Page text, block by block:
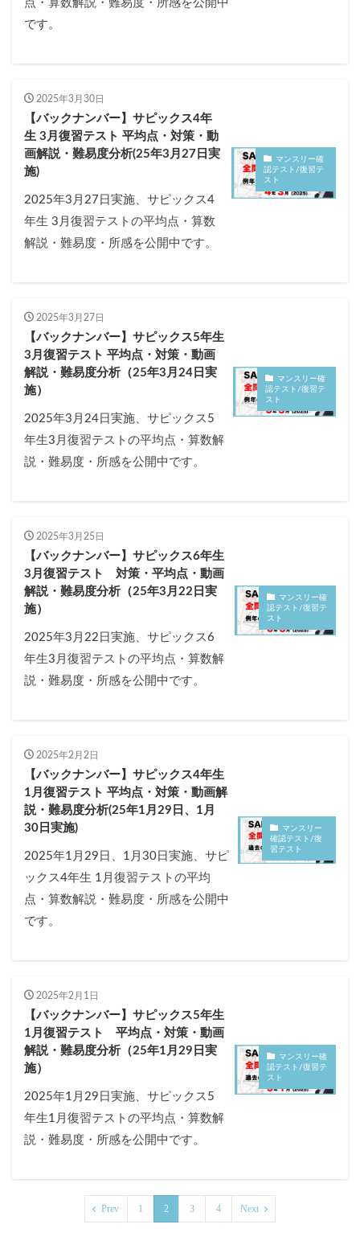
点・算数解説・難易度・所感を公開中
です。
マンスリー確
認テスト/復習テ
スト
2025年3月30日
【バックナンバー】サピックス4年
生 3月復習テスト 平均点・対策・動
画解説・難易度分析(25年3月27日実
施)
2025年3月27日実施、サピックス4
年生 3月復習テストの平均点・算数
解説・難易度・所感を公開中です。
マンスリー確
認テスト/復習テ
スト
2025年3月27日
【バックナンバー】サピックス5年生
3月復習テスト 平均点・対策・動画
解説・難易度分析（25年3月24日実
施）
2025年3月24日実施、サピックス5
年生3月復習テストの平均点・算数解
説・難易度・所感を公開中です。
マンスリー確
認テスト/復習テ
スト
2025年3月25日
【バックナンバー】サピックス6年生
3月復習テスト 対策・平均点・動画
解説・難易度分析（25年3月22日実
施）
2025年3月22日実施、サピックス6
年生3月復習テストの平均点・算数解
説・難易度・所感を公開中です。
マンスリー
確認テスト/復
習テスト
2025年2月2日
【バックナンバー】サピックス4年生
1月復習テスト 平均点・対策・動画解
説・難易度分析(25年1月29日、1月
30日実施)
2025年1月29日、1月30日実施、サピ
ックス4年生 1月復習テストの平均
点・算数解説・難易度・所感を公開中
です。
マンスリー確
認テスト/復習テ
スト
2025年2月1日
【バックナンバー】サピックス5年生
1月復習テスト 平均点・対策・動画
解説・難易度分析（25年1月29日実
施）
2025年1月29日実施、サピックス5
年生1月復習テストの平均点・算数解
説・難易度・所感を公開中です。
Prev 1 2 3 4 Next